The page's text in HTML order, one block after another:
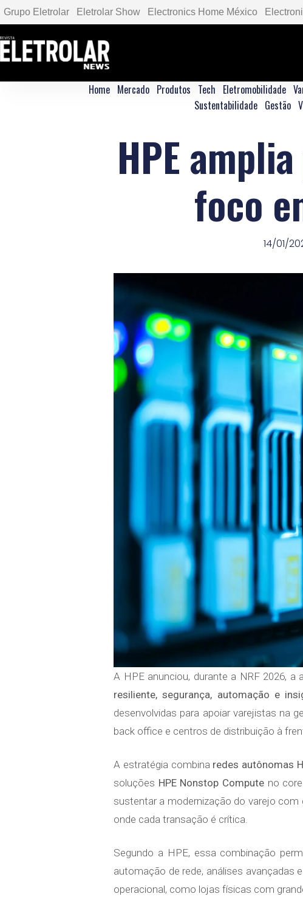
Grupo Eletrolar Eletrolar Show Electronics Home México
Home Mercado Produtos Tech Eletromobilidade
Sustentabilidade Gestão
HPE
foco
14/01/
A HPE anunciou, durante a NRF 2026,
resiliente, segurança, automação e
desenvolvidas para apoiar varejistas na
back office e centros de distribuição à
A estratégia combina redes autônomas
soluções HPE Nonstop Computeno core
sustentar a modernização do varejo com
onde cada transação é crítica.
Segundo a HPE, essa combinação
automação de rede, análises
operacional, como lojas físicas com